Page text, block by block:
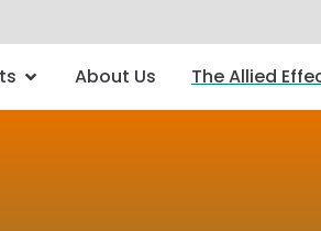
About Us The Allied